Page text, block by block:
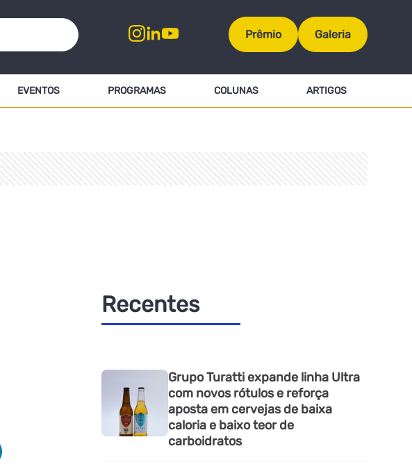
Prêmio Galeria
EVENTOS PROGRAMAS COLUNAS ARTIGOS
Recentes
Grupo Turatti expande linha Ultra
com novos rótulos e reforça
aposta em cervejas de baixa
caloria e baixo teor de
carboidratos